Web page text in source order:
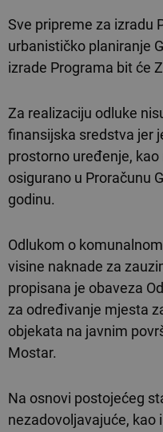
Sve pripreme za izradu
urbanističko planiranje
izrade Programa bit će
Za realizaciju odluke
finansijska sredstva jer
prostorno uređenje,
osigurano u Proračunu
godinu.
Odlukom o
visine naknade za
propisana je obaveza
za određivanje mjesta
objekata na javnim
Mostar.
Na osnovi postojećeg
nezadovoljavajuće, kao